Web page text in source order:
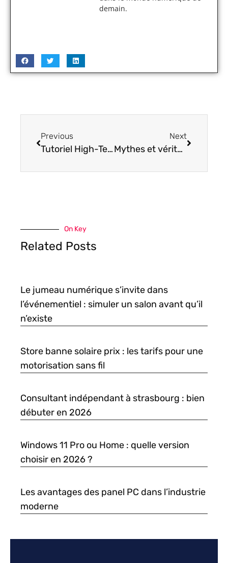
demain.
Previous
Tutoriel High-Tech : utilisation des nouvelles fonctionnalités d’Instagram pour créer des réels de qualité
Next
Mythes et vérités: Pouvons-nous vraiment voir qui visite notre profil Instagram?
On Key
Related Posts
Le jumeau numérique s’invite dans
l’événementiel : simuler un salon avant qu’il
n’existe
Store banne solaire prix : les tarifs pour une
motorisation sans fil
Consultant indépendant à strasbourg : bien
débuter en 2026
Windows 11 Pro ou Home : quelle version
choisir en 2026 ?
Les avantages des panel PC dans l’industrie
moderne